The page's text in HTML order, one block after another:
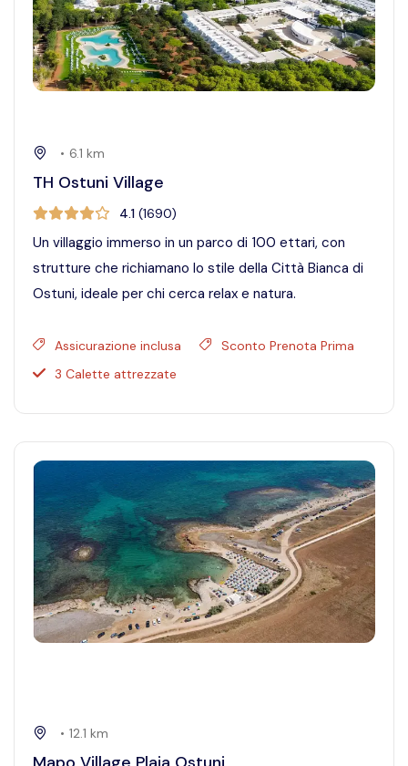
• 6.1 km
TH Ostuni Village
4.1 (1690)
Un villaggio immerso in un parco di 100 ettari, con
strutture che richiamano lo stile della Città Bianca di
Ostuni, ideale per chi cerca relax e natura.
Assicurazione inclusa
Sconto Prenota Prima
3 Calette attrezzate
• 12.1 km